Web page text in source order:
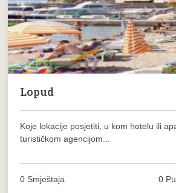
Lopud
Koje lokacije posjetiti, u kom hotelu ili
turističkom agencijom...
0 Smještaja 0